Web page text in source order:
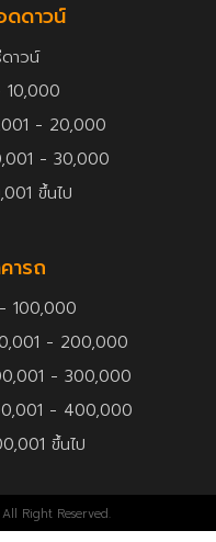
ดดาวน์
าวน์
10,000
- 20,000
- 30,000
ขึ้นไป
ารถ
100,000
- 200,000
- 300,000
- 400,000
ขึ้นไป
Right Reserved.